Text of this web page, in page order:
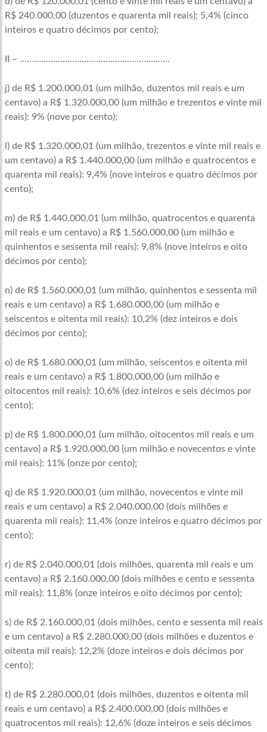
R$ 240.000,00 (duzentos e quarenta mil reais): 5,4% (cinco
inteiros e quatro décimos por cento);
II – ………………………………………………………
j) de R$ 1.200.000,01 (um milhão, duzentos mil reais e um
centavo) a R$ 1.320.000,00 (um milhão e trezentos e vinte mil
reais): 9% (nove por cento);
l) de R$ 1.320.000,01 (um milhão, trezentos e vinte mil reais e
um centavo) a R$ 1.440.000,00 (um milhão e quatrocentos e
quarenta mil reais): 9,4% (nove inteiros e quatro décimos por
cento);
m) de R$ 1.440.000,01 (um milhão, quatrocentos e quarenta
mil reais e um centavo) a R$ 1.560.000,00 (um milhão e
quinhentos e sessenta mil reais): 9,8% (nove inteiros e oito
décimos por cento);
n) de R$ 1.560.000,01 (um milhão, quinhentos e sessenta mil
reais e um centavo) a R$ 1.680.000,00 (um milhão e
seiscentos e oitenta mil reais): 10,2% (dez inteiros e dois
décimos por cento);
o) de R$ 1.680.000,01 (um milhão, seiscentos e oitenta mil
reais e um centavo) a R$ 1.800.000,00 (um milhão e
oitocentos mil reais): 10,6% (dez inteiros e seis décimos por
cento);
p) de R$ 1.800.000,01 (um milhão, oitocentos mil reais e um
centavo) a R$ 1.920.000,00 (um milhão e novecentos e vinte
mil reais): 11% (onze por cento);
q) de R$ 1.920.000,01 (um milhão, novecentos e vinte mil
reais e um centavo) a R$ 2.040.000,00 (dois milhões e
quarenta mil reais): 11,4% (onze inteiros e quatro décimos por
cento);
r) de R$ 2.040.000,01 (dois milhões, quarenta mil reais e um
centavo) a R$ 2.160.000,00 (dois milhões e cento e sessenta
mil reais): 11,8% (onze inteiros e oito décimos por cento);
s) de R$ 2.160.000,01 (dois milhões, cento e sessenta mil reais
e um centavo) a R$ 2.280.000,00 (dois milhões e duzentos e
oitenta mil reais): 12,2% (doze inteiros e dois décimos por
cento);
t) de R$ 2.280.000,01 (dois milhões, duzentos e oitenta mil
reais e um centavo) a R$ 2.400.000,00 (dois milhões e
quatrocentos mil reais): 12,6% (doze inteiros e seis décimos